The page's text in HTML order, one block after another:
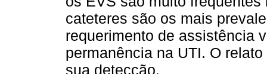
cateteres são os mais
requerimento de assistência
permanência na UTI. O
sua detecção.